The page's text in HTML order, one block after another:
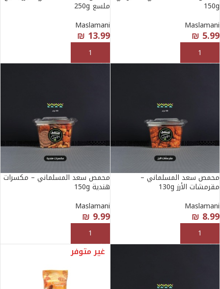
150g
Maslamani
₪ 5.99
إضافة إلى السلة
ملسع 250g
Maslamani
₪ 13.99
إضافة إلى السلة
محمص سعد المسلماني –
مقرمشات الأرز 130g
Maslamani
₪ 8.99
إضافة إلى السلة
محمص سعد المسلماني – مكسرات
هندية 150g
Maslamani
₪ 9.99
إضافة إلى السلة
غير متوفر